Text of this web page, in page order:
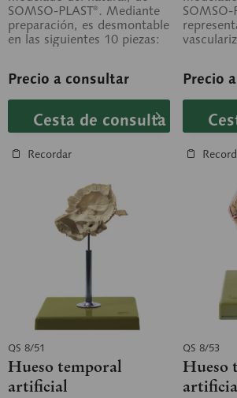
SOMSO-PLAST®. Mediante
preparación, es desmontable
en las siguientes 10 piezas:
Precio a consultar
Cesta de consulta
Recordar
SOMSO-
Precio
QS 8/51
Hueso temporal
artificial
QS 8/53
Hueso